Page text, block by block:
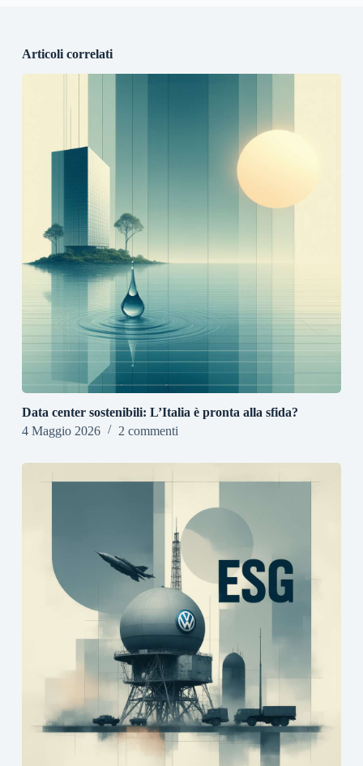
Articoli correlati
Data center sostenibili: L’Italia è pronta alla sfida?
4 Maggio 2026
2 commenti